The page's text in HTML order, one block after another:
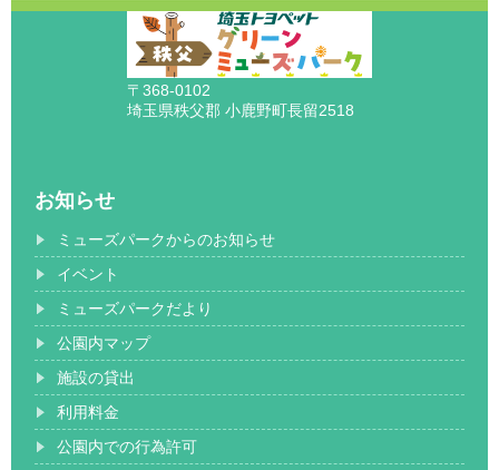
〒368-0102
埼玉県秩父郡 小鹿野町長留2518
お知らせ
ミューズパークからのお知らせ
イベント
ミューズパークだより
公園内マップ
施設の貸出
利用料金
公園内での行為許可